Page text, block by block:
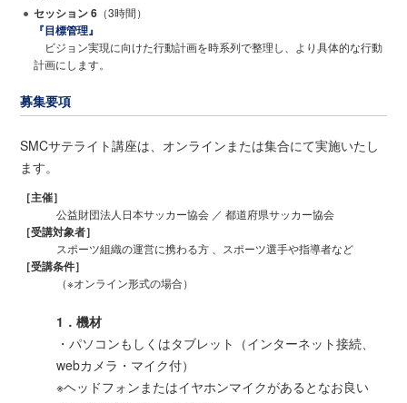
セッション 6 （3時間）
『目標管理』
ビジョン実現に向けた行動計画を時系列で整理し、より具体的な行動
計画にします。
募集要項
SMCサテライト講座は、オンラインまたは集合にて実施いたし
ます。
［主催］
公益財団法人日本サッカー協会 ／ 都道府県サッカー協会
［受講対象者］
スポーツ組織の運営に携わる方 、スポーツ選手や指導者など
［受講条件］
（※オンライン形式の場合）
1．機材
・パソコンもしくはタブレット（インターネット接続、
webカメラ・マイク付）
※ヘッドフォンまたはイヤホンマイクがあるとなお良い